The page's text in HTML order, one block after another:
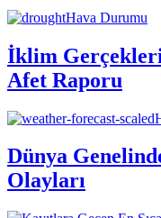
Hava Durumu
İklim
Afet Raporu
Dünya
Olayları